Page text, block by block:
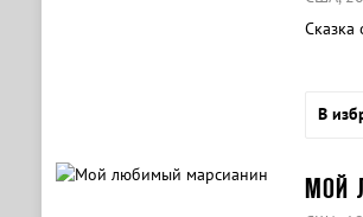
Сказка
В
МОЙ